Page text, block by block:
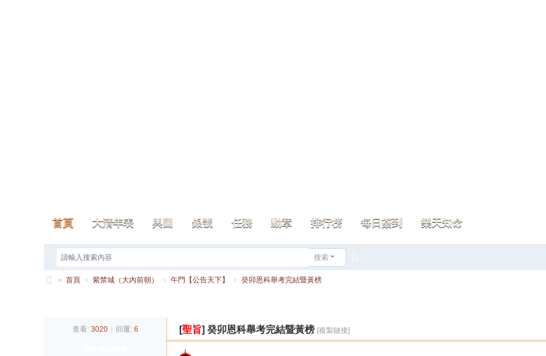
首頁 大清年表 輿圖 銀號 任務 勳章 排行榜 每日簽到 樂天知命
搜索
索
» 首頁 › 紫禁城（大內前朝） › 午門【公告天下】 › 癸卯恩科舉考完結暨黃榜
查看: 3020 回覆: 6 [聖旨] 癸卯恩科舉考完結暨黃榜 [複製鏈接]